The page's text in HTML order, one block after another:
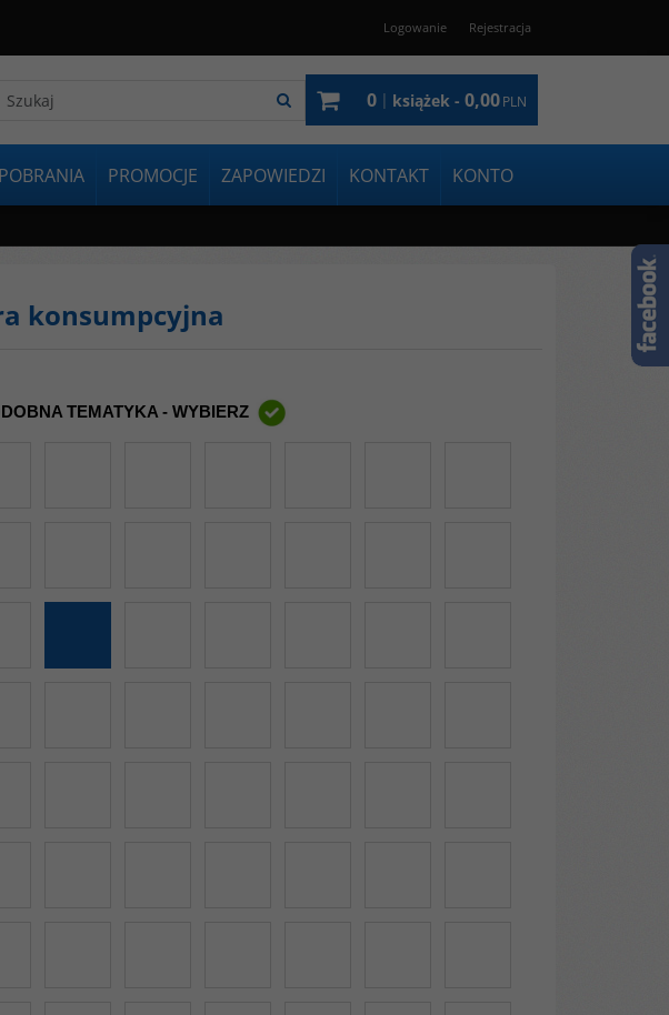
Logowanie Rejestracja
0 | książek - 0,00PLN
PROMOCJE ZAPOWIEDZI KONTAKT KONTO
konsumpcyjna
TEMATYKA - WYBIERZ